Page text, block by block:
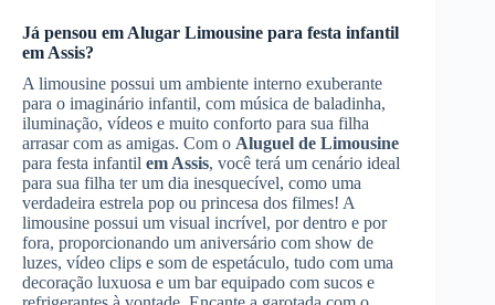
Já pensou em Alugar Limousine para festa infantil
em Assis?
A limousine possui um ambiente interno exuberante
para o imaginário infantil, com música de baladinha,
iluminação, vídeos e muito conforto para sua filha
arrasar com as amigas. Com o Aluguel de Limousine
para festa infantil em Assis, você terá um cenário ideal
para sua filha ter um dia inesquecível, como uma
verdadeira estrela pop ou princesa dos filmes! A
limousine possui um visual incrível, por dentro e por
fora, proporcionando um aniversário com show de
luzes, vídeo clips e som de espetáculo, tudo com uma
decoração luxuosa e um bar equipado com sucos e